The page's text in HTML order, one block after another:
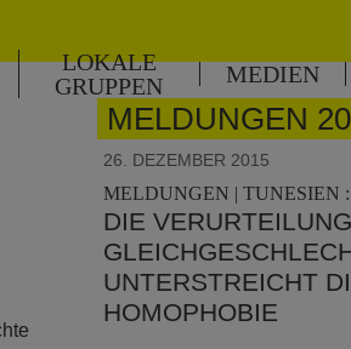
LOKALE
GRUPPEN
MEDIEN
MELDUNGEN
26. DEZEMBER 2015
MELDUNGEN | TUNESIEN :
DIE
UNTERSTREICHT
HOMOPHOBIE